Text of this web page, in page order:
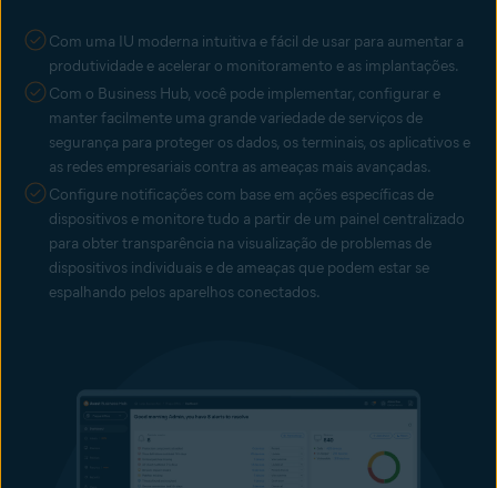
Com uma IU moderna intuitiva e fácil de usar para aumentar a
produtividade e acelerar o monitoramento e as implantações.
Com o Business Hub, você pode implementar, configurar e
manter facilmente uma grande variedade de serviços de
segurança para proteger os dados, os terminais, os aplicativos e
as redes empresariais contra as ameaças mais avançadas.
Configure notificações com base em ações específicas de
dispositivos e monitore tudo a partir de um painel centralizado
para obter transparência na visualização de problemas de
dispositivos individuais e de ameaças que podem estar se
espalhando pelos aparelhos conectados.